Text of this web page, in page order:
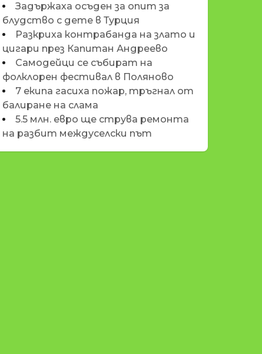
Задържаха осъден за опит за
блудство с дете в Турция
Разкриха контрабанда на злато и
цигари през Капитан Андреево
Самодейци се събират на
фолклорен фестивал в Поляново
7 екипа гасиха пожар, тръгнал от
балиране на слама
5.5 млн. евро ще струва ремонта
на разбит междуселски път